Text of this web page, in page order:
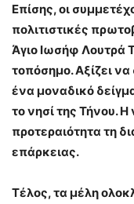
Επίσης, οι
πολιτιστικές
Άγιο Ιωσήφ Λουτρά
τοπόσημο. Αξίζει
ένα μοναδικό
το νησί της Τήνου.
προτεραιότητα τη
επάρκειας.
Τέλος, τα μέλη